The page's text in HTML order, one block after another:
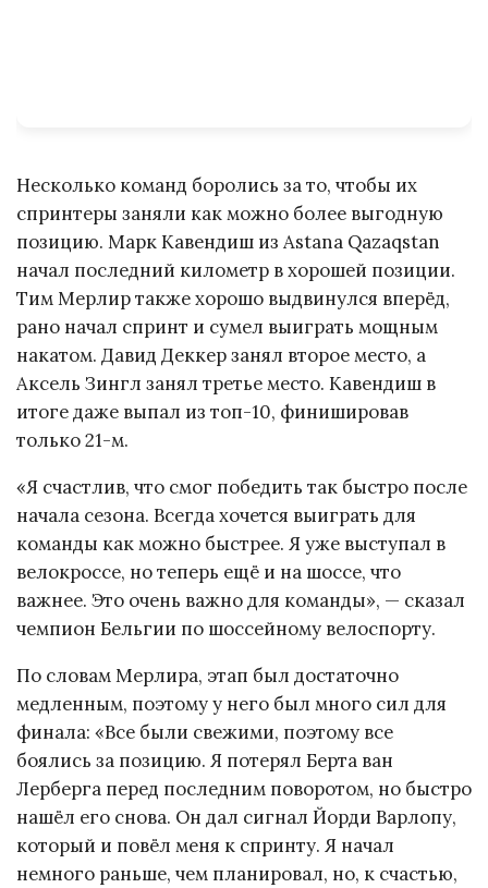
Несколько команд боролись за то, чтобы их
спринтеры заняли как можно более выгодную
позицию. Марк Кавендиш из Astana Qazaqstan
начал последний километр в хорошей позиции.
Тим Мерлир также хорошо выдвинулся вперёд,
рано начал спринт и сумел выиграть мощным
накатом. Давид Деккер занял второе место, а
Аксель Зингл занял третье место. Кавендиш в
итоге даже выпал из топ-10, финишировав
только 21-м.
«Я счастлив, что смог победить так быстро после
начала сезона. Всегда хочется выиграть для
команды как можно быстрее. Я уже выступал в
велокроссе, но теперь ещё и на шоссе, что
важнее. Это очень важно для команды», — сказал
чемпион Бельгии по шоссейному велоспорту.
По словам Мерлира, этап был достаточно
медленным, поэтому у него был много сил для
финала: «Все были свежими, поэтому все
боялись за позицию. Я потерял Берта ван
Лерберга перед последним поворотом, но быстро
нашёл его снова. Он дал сигнал Йорди Варлопу,
который и повёл меня к спринту. Я начал
немного раньше, чем планировал, но, к счастью,